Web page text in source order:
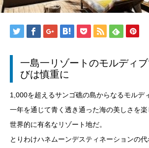
一島一リゾートのモルディ
びは慎重に
1,000を超えるサンゴ礁の島からなるモルデ
一年を通じて青く透き通った海の美しさを楽
世界的に有名なリゾート地だ。
とりわけハネムーンデスティネーションの